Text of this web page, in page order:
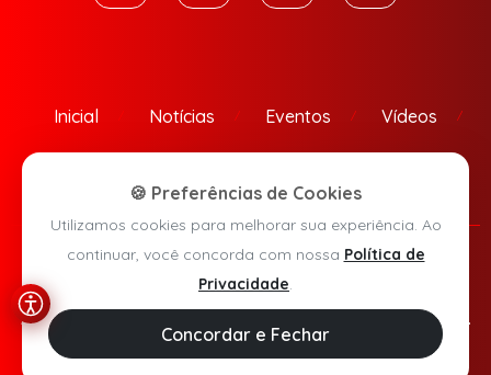
Inicial Notícias Eventos Vídeos
Política de Privacidade
Agora Sudoeste © 2026 - Todos os direitos reservados.
🍪 Preferências de Cookies
Utilizamos cookies para melhorar sua experiência. Ao
continuar, você concorda com nossa Política de
Privacidade.
Concordar e Fechar